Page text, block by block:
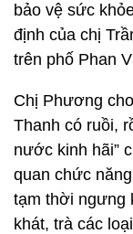
bảo vệ sức
định của chị
trên phố Phan
Chị Phương
Thanh có ruồi,
nước kinh hãi”
quan chức
tạm thời ngưng
khát, trà các